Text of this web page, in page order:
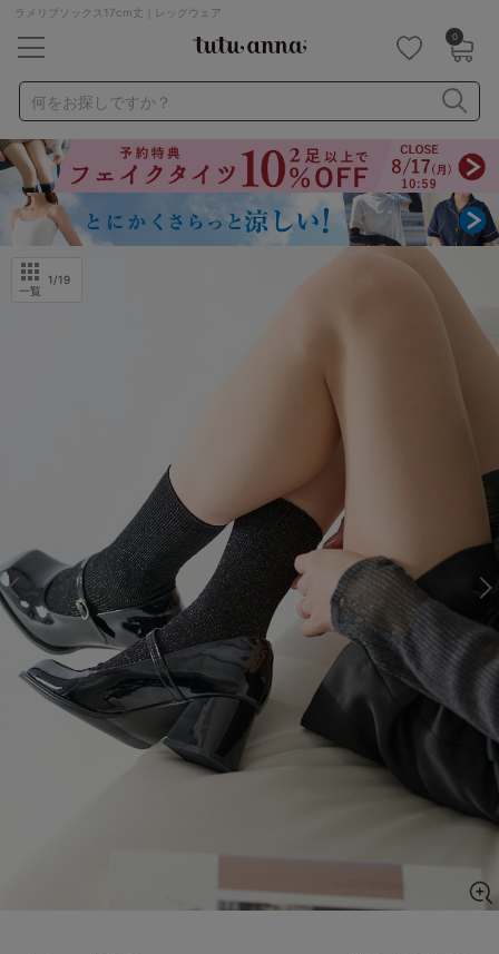
ラメリブソックス17cm丈｜レッグウェア
0
何をお探しですか？
ナイトブラ ノンワイヤー 特盛ブラ
チューブトップ
折り畳み
パジャマ ストッキング
キャミソール
ルームウェア
下着
ライフスタイル
マタニティ ギフトラッピング
SALE
サイズからブラを探す
A65 A70 A75
B75 B80
E75 E80 E85
すべてのサイズを表示する
一覧
1/19